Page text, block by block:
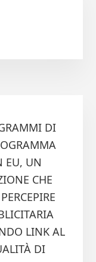
DI
EU, UN
CHE
LINK AL
DI